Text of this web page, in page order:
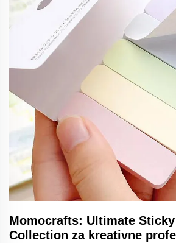
Momocrafts: Ultimate
Collection za kreativne